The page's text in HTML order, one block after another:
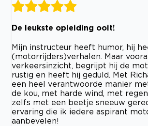
De leukste opleiding ooit!
Mijn instructeur heeft humor, hij
(motorrijders)verhalen. Maar
verkeersinzicht, begrijpt hij de
rustig en heeft hij geduld. Met
een heel verantwoorde manier
de kou, met harde wind, met
zelfs met een beetje sneeuw
ervaring die ik iedere aspirant
aanbevelen!